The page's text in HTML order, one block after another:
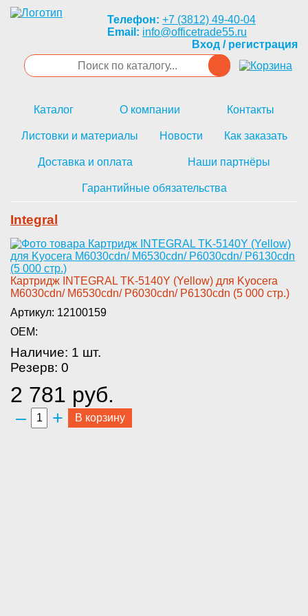
Телефон: +7 (3812) 49-40-04
Email: info@officetrade55.ru
Вход / регистрация
Каталог О компании Контакты
Листовки и материалы Новости Как заказать
Доставка и оплата Наши партнёры
Гарантийные обязательства
Integral
Картридж ­INTEGRAL TK-5140Y (Yellow) для­ Kyocera
M6030cdn/ M6530cdn/ P­6030cdn/ P6130cdn (5 000 стр.)­
Артикул: 12100159
OEM:
Наличие: 1 шт.
Резерв: 0
2 781 руб.
– + В корзину